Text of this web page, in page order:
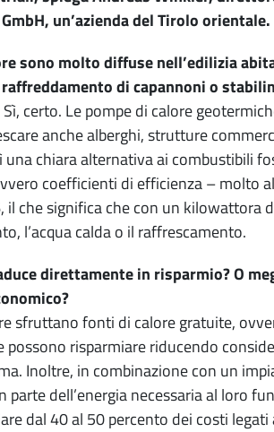
un’azienda del Tirolo orientale.
sono molto diffuse nell’edilizia
di capannoni o
certo. Le pompe di calore
anche alberghi, strutture
una chiara alternativa ai combustibili
coefficienti di efficienza – molto
il che significa che con un
l’acqua calda o il raffrescamento.
direttamente in risparmio? O
sfruttano fonti di calore gratuite,
possono risparmiare riducendo
Inoltre, in combinazione con un
parte dell’energia necessaria al loro
dal 40 al 50 percento dei costi